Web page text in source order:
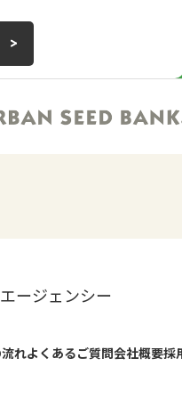
ージェンシー
れよくあるご質問会社概要採